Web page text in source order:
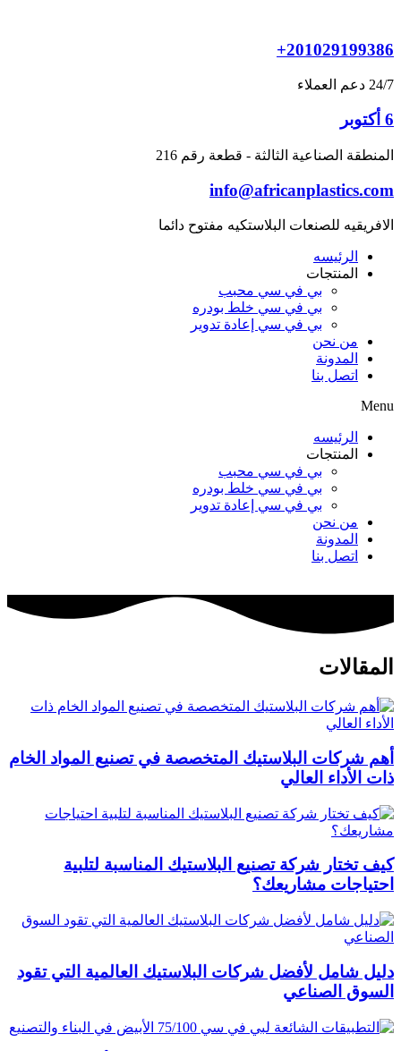
content
+201029199386
24/7 دعم العملاء
6 أكتوبر
المنطقة الصناعية الثالثة - قطعة رقم 216
info@africanplastics.com
الافريقيه للصنعات البلاستكيه مفتوح دائما
الرئيسه
المنتجات
بي في سي محبب
بي في سي خلط بودره
بي في سي إعادة تدوير
من نحن
المدونة
اتصل بنا
Menu
الرئيسه
المنتجات
بي في سي محبب
بي في سي خلط بودره
بي في سي إعادة تدوير
من نحن
المدونة
اتصل بنا
المقالات
أهم شركات البلاستيك المتخصصة في تصنيع المواد الخام
ذات الأداء العالي
كيف تختار شركة تصنيع البلاستيك المناسبة لتلبية
احتياجات مشاريعك؟
دليل شامل لأفضل شركات البلاستيك العالمية التي تقود
السوق الصناعي